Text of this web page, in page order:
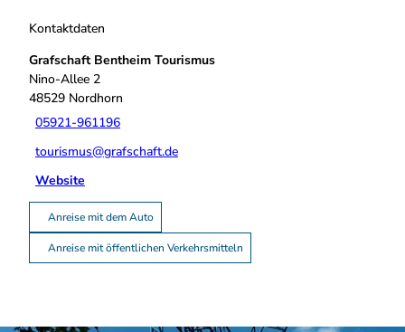
Kontaktdaten
Grafschaft Bentheim Tourismus
Nino-Allee 2
48529 Nordhorn
05921-961196
tourismus@grafschaft.de
Website
Anreise mit dem Auto
Anreise mit öffentlichen Verkehrsmitteln